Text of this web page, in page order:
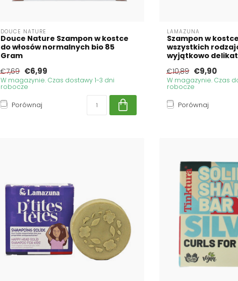
DOUCE NATURE
Douce Nature Szampon w kostce
do włosów normalnych bio 85
Gram
€7,69 €6,99
W magazynie. Czas dostawy 1-3 dni
robocze
Porównaj
LAMAZUNA
Szampon w
wszystkich
wyjątkowo
€10,89 €9,90
W magazynie. Czas
robocze
Porównaj